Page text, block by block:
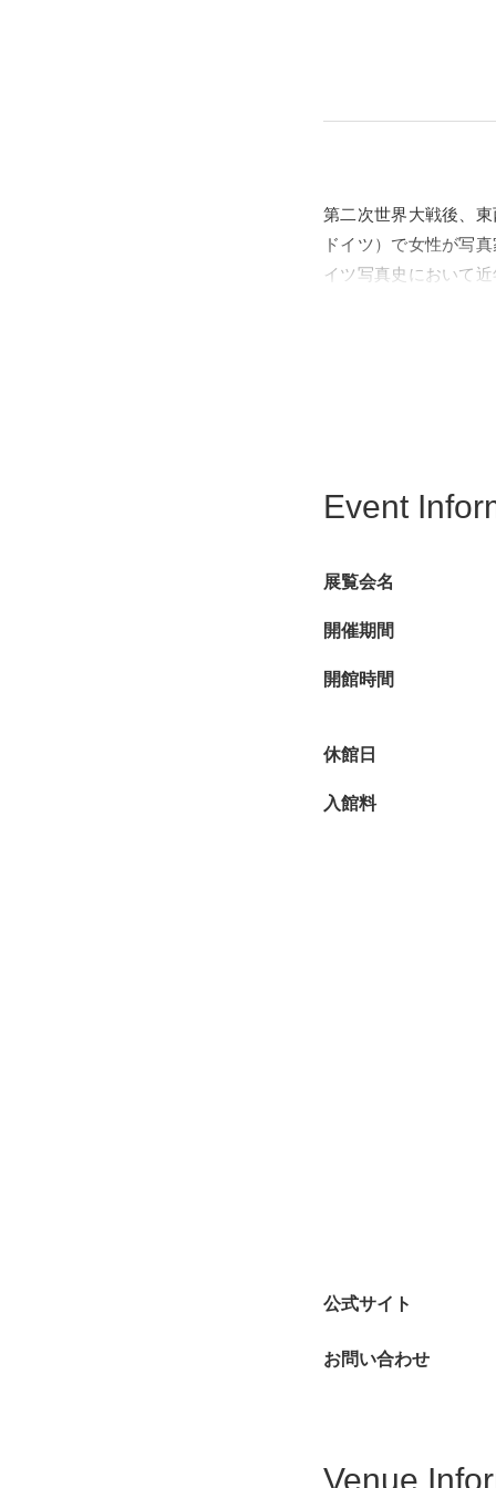
第二次世界大戦後、
ドイツ）で女性が写
イツ写真史において
人の女性写真家を紹
に注目し、それらの
Event
展覧会名
開催期間
開館時間
休館日
入館料
公式サイト
お問い合わせ
Venue